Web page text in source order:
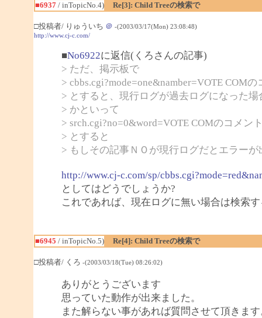
■6937/ inTopicNo.4) Re[3]: Child Treeの検索で
□投稿者/ りゅういち ＠ -(2003/03/17(Mon) 23:08:48)
http://www.cj-c.com/
■No6922に返信(くろさんの記事)
> ただ、掲示板で
> cbbs.cgi?mode=one&namber=VOTE COMの
> とすると、現行ログが過去ログになった
> かといって
> srch.cgi?no=0&word=VOTE COMのコメン
> とすると
> もしその記事ＮＯが現行ログだとエラー
http://www.cj-c.com/sp/
としてはどうでしょうか?
これであれば、現在ログに無い場合は検索
■6945 / inTopicNo.5) Re[4]: Child Treeの検索で
□投稿者/ くろ -(2003/03/18(Tue) 08:26:02)
ありがとうございます
思っていた動作が出来ました。
また解らない事があれば質問させて頂きます